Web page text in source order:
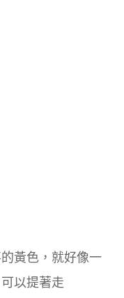
黃色，就好像一
以提著走